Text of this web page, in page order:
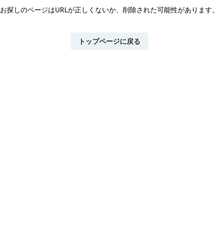
お探しのページはURLが正しくないか、 削除された可能性があります。
トップページに戻る